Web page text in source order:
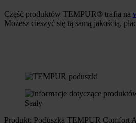
Część produktów TEMPUR® trafia na
Możesz cieszyć się tą samą jakością,
Produkt: Poduszka TEMPUR Comfort